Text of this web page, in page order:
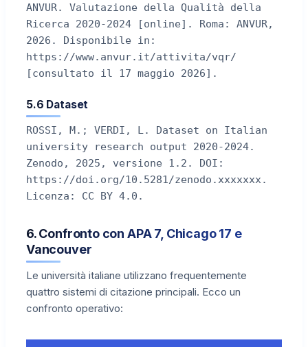
ANVUR. Valutazione della Qualità della
Ricerca 2020-2024 [online]. Roma: ANVUR,
2026. Disponibile in:
https://www.anvur.it/attivita/vqr/
[consultato il 17 maggio 2026].
5.6 Dataset
ROSSI, M.; VERDI, L. Dataset on Italian
university research output 2020-2024.
Zenodo, 2025, versione 1.2. DOI:
https://doi.org/10.5281/zenodo.xxxxxxx.
Licenza: CC BY 4.0.
6. Confronto con APA 7, Chicago 17 e
Vancouver
Le università italiane utilizzano frequentemente
quattro sistemi di citazione principali. Ecco un
confronto operativo: